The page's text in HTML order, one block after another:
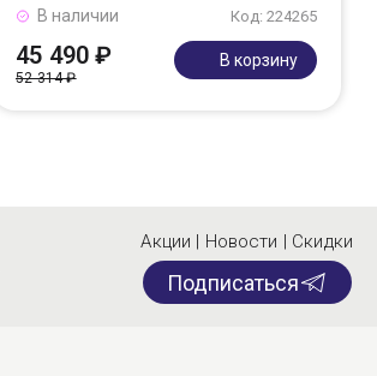
Код: 224265
В наличии
45 490 ₽
52 314 ₽
В корзину
Акции | Новости | Скидки
Подписаться